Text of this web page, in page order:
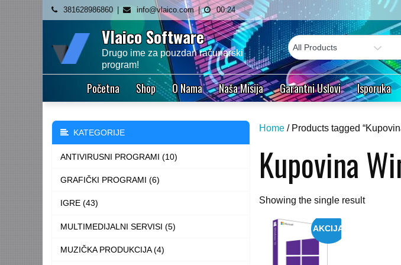
Skip
content
381628986860 info@vlaico.com 00:24
Vlaico Software
Drugo ime za pouzdan računarski
program!
Početna Shop O Nama Naša Misija Garantni Uslovi Isporuka
Home / Products tagged
Kupovina
Showing the single result
AKCIJA
KATEGORIJE
ANTIVIRUSNI PROGRAMI (10)
GRAFIČKI PROGRAMI (6)
IGRE (43)
MULTIMEDIJALNI SERVISI (5)
MUZIČKA PRODUKCIJA (4)